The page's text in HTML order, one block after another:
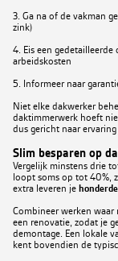
3. Ga na of de vakman
zink)
4. Eis een gedetailleerde
arbeidskosten
5. Informeer naar
Niet elke dakwerker
daktimmerwerk hoeft
dus gericht naar
Slim besparen op
Vergelijk minstens drie
loopt soms op tot 40%,
extra leveren je
Combineer werken
een renovatie, zodat je
demontage. Een lokale
kent bovendien de